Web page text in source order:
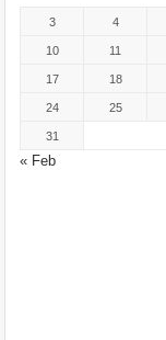
« Feb
3 4
10 11
17 18
24 25
31